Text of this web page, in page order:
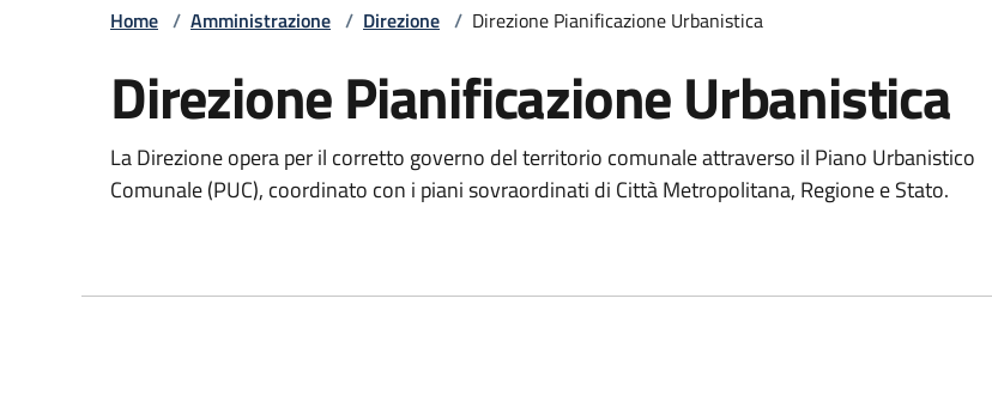
Home / Amministrazione / Direzione / Direzione Pianificazione Urbanistica
Direzione Pianificazione Urbanistica
La Direzione opera per il corretto governo del territorio comunale attraverso il Piano Urbanistico
Comunale (PUC), coordinato con i piani sovraordinati di Città Metropolitana, Regione e Stato.